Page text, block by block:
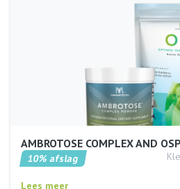
AMBROTOSE COMPLEX AND OSP
10% afslag
Lees meer